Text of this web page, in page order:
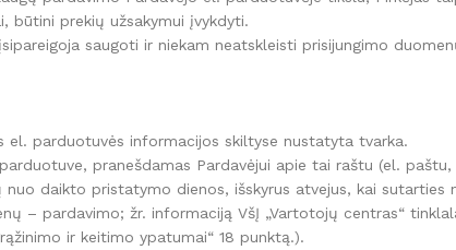
Kaip išsirinkti
būtini prekių užsakymui įvykdyti.
saugoti ir niekam neatskleisti prisijungimo
el. parduotuvės informacijos skiltyse nustatyta tvarka.
pranešdamas Pardavėjui apie tai raštu (el.
daikto pristatymo dienos, išskyrus atvejus, kai sutarties
– pardavimo; žr. informaciją VšĮ „Vartotojų centras“
ir keitimo ypatumai“ 18 punktą.).